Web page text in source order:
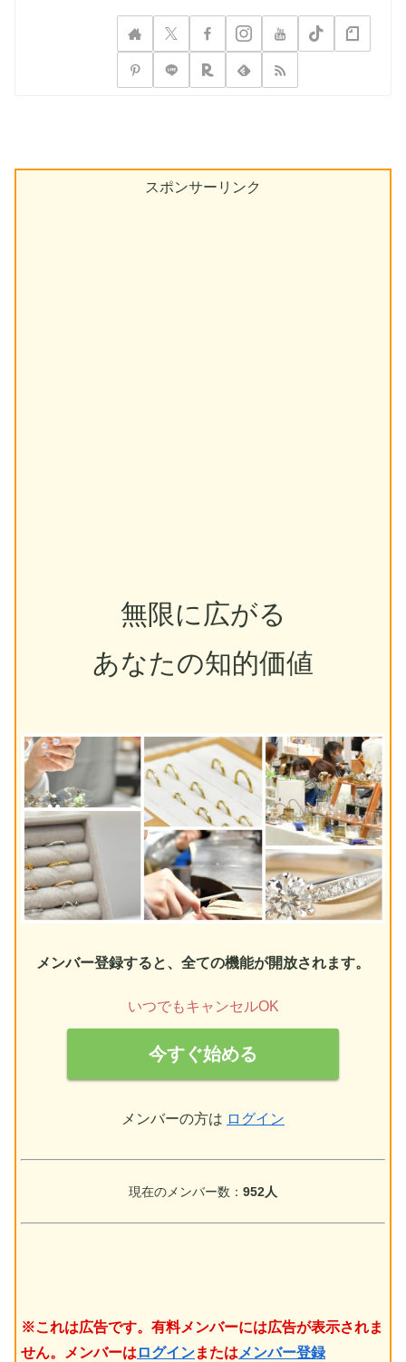
スポンサーリンク
無限に広がる
あなたの知的価値
メンバー登録すると、全ての機能が開放されます。
いつでもキャンセルOK
今すぐ始める
メンバーの方は ログイン
現在のメンバー数： 952人
※これは広告です。有料メンバーには広告が表示されま
せん。メンバーは ログインまたは メンバー登録